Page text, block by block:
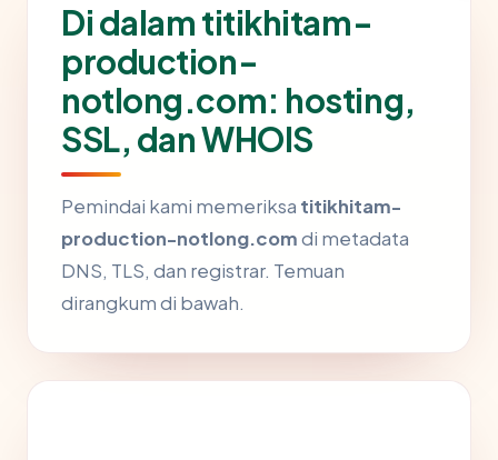
Di dalam titikhitam-
production-
notlong.com: hosting,
SSL, dan WHOIS
Pemindai kami memeriksa titikhitam-
production-notlong.comdi metadata
DNS, TLS, dan registrar. Temuan
dirangkum di bawah.